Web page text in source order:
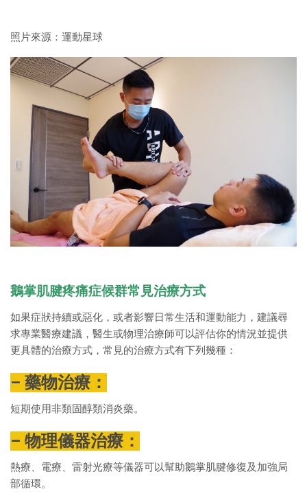
照片來源：運動星球
鵝掌肌腱疼痛症候群常見治療方式
如果症狀持續或惡化，或者影響日常生活和運動能力，建議尋
求專業醫療建議，醫生或物理治療師可以評估你的情況並提供
更具體的治療方式，常見的治療方式有下列幾種：
– 藥物治療：
短期使用非類固醇類消炎藥。
– 物理儀器治療：
熱療、電療、雷射光療等儀器可以幫助鵝掌肌腱修復及加強局
部循環。